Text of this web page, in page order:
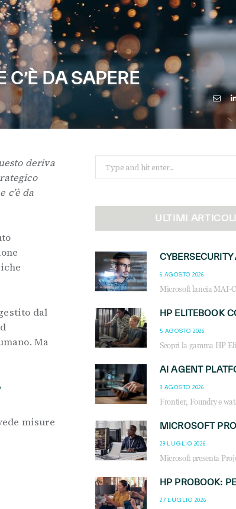
DA SAPERE
deriva
c’è da
dal
Ma
misure
for:
ULTIMI ARTICOLI
6 AGOSTO 2026
5 AGOSTO 2026
3 AGOSTO 2026
29 LUGLIO 2026
27 LUGLIO 2026